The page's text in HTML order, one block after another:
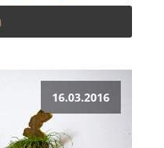
16.03.2016